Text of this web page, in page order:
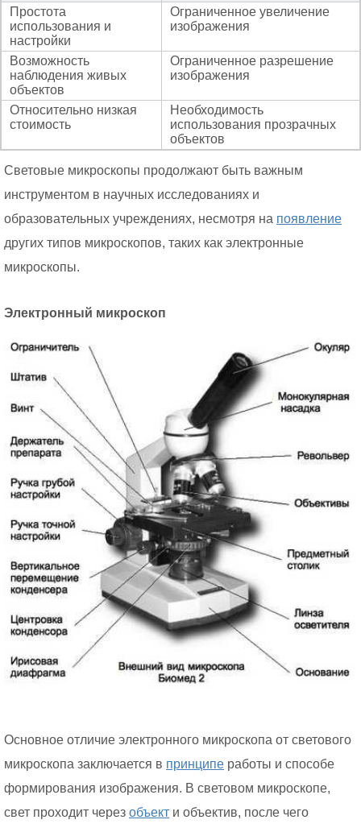
Простота
использования и
настройки
Ограниченное увеличение
изображения
Возможность
наблюдения живых
объектов
Ограниченное разрешение
изображения
Относительно низкая
стоимость
Необходимость
использования прозрачных
объектов
Световые микроскопы продолжают быть важным
инструментом в научных исследованиях и
образовательных учреждениях, несмотря на появление
других типов микроскопов, таких как электронные
микроскопы.
Электронный микроскоп
Основное отличие электронного микроскопа от светового
микроскопа заключается в принципе работы и способе
формирования изображения. В световом микроскопе,
свет проходит через объект и объектив, после чего